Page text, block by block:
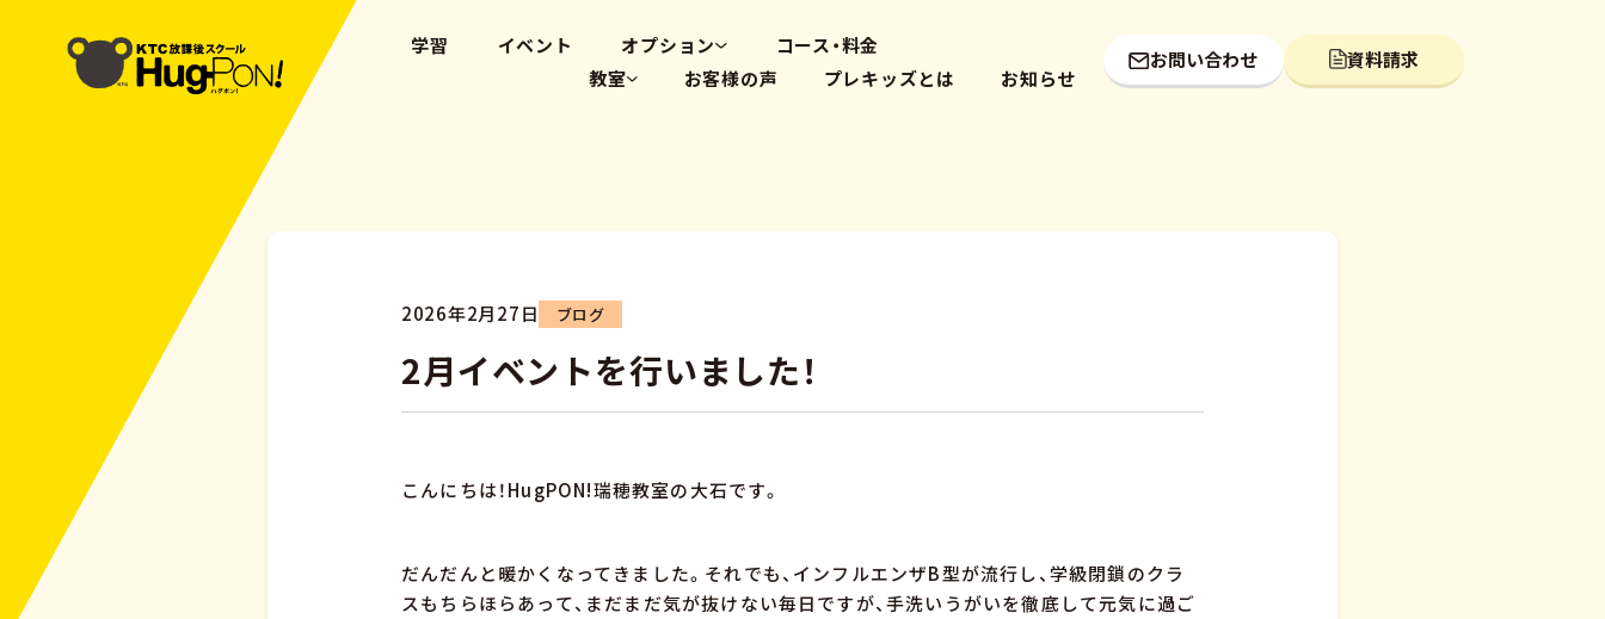
学習 イベント オプション
コース・料金
教室
お客様の声 プレキッズとは お知らせ
お問い合わせ 資料請求
2026年2月27日 ブログ
2月イベントを行いました！
こんにちは！HugPON!瑞穂教室の大石です。
だんだんと暖かくなってきました。それでも、インフルエンザB型が流行し、学級閉鎖のクラ
スもちらほらあって、まだまだ気が抜けない毎日ですが、手洗いうがいを徹底して元気に過ご